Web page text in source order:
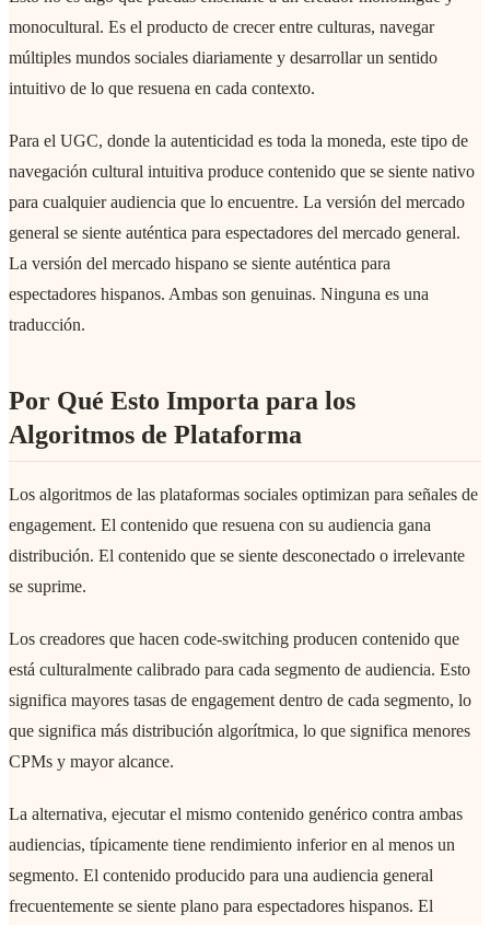
monocultural. Es el producto de crecer entre culturas, navegar
múltiples mundos sociales diariamente y desarrollar un sentido
intuitivo de lo que resuena en cada contexto.
Para el UGC, donde la autenticidad es toda la moneda, este tipo de
navegación cultural intuitiva produce contenido que se siente nativo
para cualquier audiencia que lo encuentre. La versión del mercado
general se siente auténtica para espectadores del mercado general.
La versión del mercado hispano se siente auténtica para
espectadores hispanos. Ambas son genuinas. Ninguna es una
traducción.
Por Qué Esto Importa para los
Algoritmos de Plataforma
Los algoritmos de las plataformas sociales optimizan para señales de
engagement. El contenido que resuena con su audiencia gana
distribución. El contenido que se siente desconectado o irrelevante
se suprime.
Los creadores que hacen code-switching producen contenido que
está culturalmente calibrado para cada segmento de audiencia. Esto
significa mayores tasas de engagement dentro de cada segmento, lo
que significa más distribución algorítmica, lo que significa menores
CPMs y mayor alcance.
La alternativa, ejecutar el mismo contenido genérico contra ambas
audiencias, típicamente tiene rendimiento inferior en al menos un
segmento. El contenido producido para una audiencia general
frecuentemente se siente plano para espectadores hispanos. El